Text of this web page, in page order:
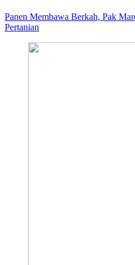
Panen Membawa Berkah, Pak
Pertanian